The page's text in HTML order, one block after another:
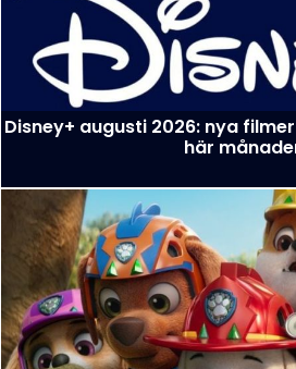
Disney+ augusti 2026: nya
här